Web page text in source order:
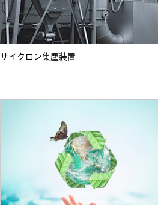
サイクロン集塵装置